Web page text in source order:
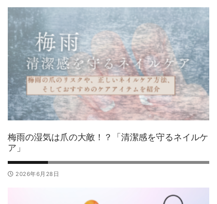
梅雨の湿気は爪の大敵！？「清潔感を守るネイルケ
ア」
2026年6月28日